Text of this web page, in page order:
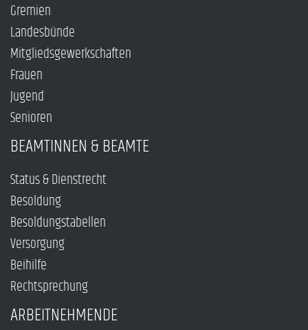
Gremien
Landesbünde
Mitgliedsgewerkschaften
Frauen
Jugend
Senioren
BEAMTINNEN & BEAMTE
Status & Dienstrecht
Besoldung
Besoldungstabellen
Versorgung
Beihilfe
Rechtsprechung
ARBEITNEHMENDE